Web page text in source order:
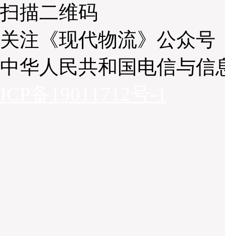
备。
扫描二维码
关注《现代物流》公众号
中华人民共和国电信与